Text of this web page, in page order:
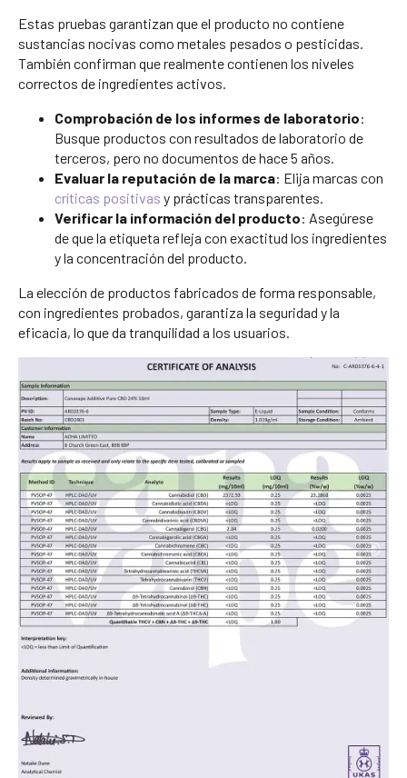
Estas pruebas garantizan que el producto no contiene
sustancias nocivas como metales pesados o pesticidas.
También confirman que realmente contienen los niveles
correctos de ingredientes activos.
Comprobación de los informes de laboratorio:
Busque productos con resultados de laboratorio de
terceros, pero no documentos de hace 5 años.
Evaluar la reputación de la marca: Elija marcas con
críticas positivas y prácticas transparentes.
Verificar la información del producto: Asegúrese
de que la etiqueta refleja con exactitud los ingredientes
y la concentración del producto.
La elección de productos fabricados de forma responsable,
con ingredientes probados, garantiza la seguridad y la
eficacia, lo que da tranquilidad a los usuarios.